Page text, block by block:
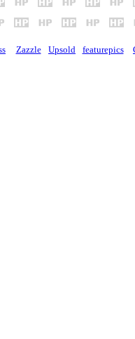
Zazzle Upsold featurepics